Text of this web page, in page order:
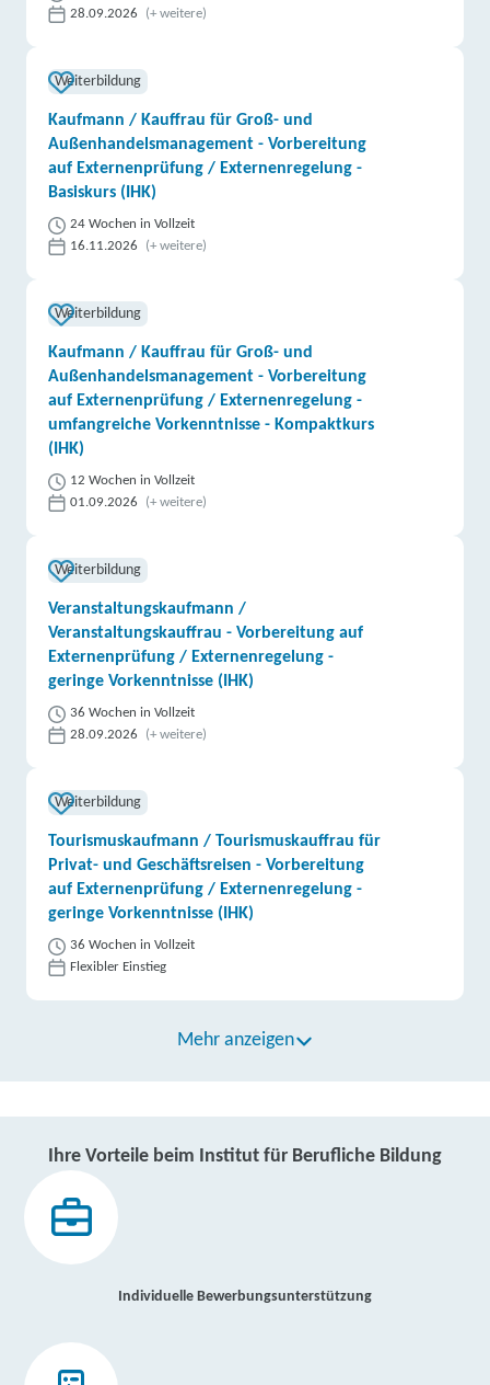
28.09.2026
(+ weitere)
Weiterbildung
Kaufmann / Kauffrau für Groß- und
Außenhandelsmanagement - Vorbereitung
auf Externenprüfung / Externenregelung -
Basiskurs (IHK)
24 Wochen in Vollzeit
16.11.2026
(+ weitere)
Weiterbildung
Kaufmann / Kauffrau für Groß- und
Außenhandelsmanagement - Vorbereitung
auf Externenprüfung / Externenregelung -
umfangreiche Vorkenntnisse - Kompaktkurs
(IHK)
12 Wochen in Vollzeit
01.09.2026
(+ weitere)
Weiterbildung
Veranstaltungskaufmann /
Veranstaltungskauffrau - Vorbereitung auf
Externenprüfung / Externenregelung -
geringe Vorkenntnisse (IHK)
36 Wochen in Vollzeit
28.09.2026
(+ weitere)
Weiterbildung
Tourismuskaufmann / Tourismuskauffrau für
Privat- und Geschäftsreisen - Vorbereitung
auf Externenprüfung / Externenregelung -
geringe Vorkenntnisse (IHK)
36 Wochen in Vollzeit
Flexibler Einstieg
Mehr anzeigen
Ihre Vorteile beim Institut für Berufliche Bildung
Individuelle Bewerbungsunterstützung